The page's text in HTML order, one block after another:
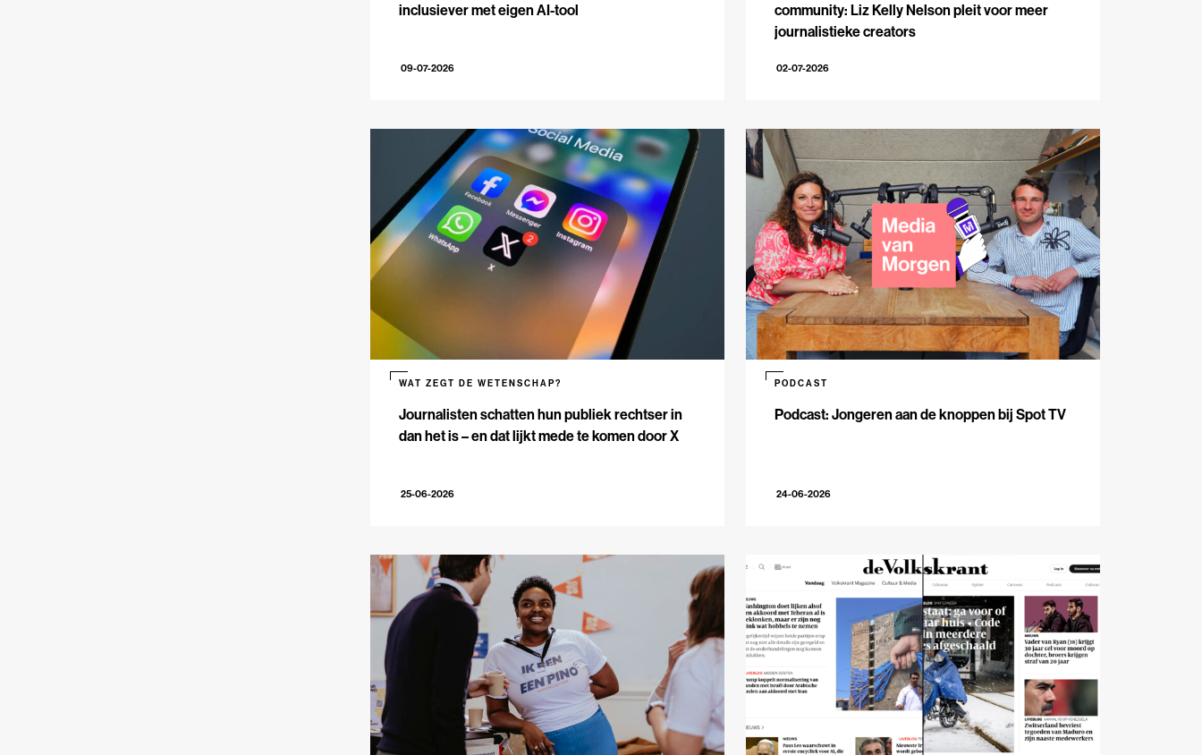
inclusiever met eigen AI-tool
09-07-2026
community: Liz Kelly Nelson pleit voor meer
journalistieke creators
02-07-2026
Journalisten schatten hun publiek rechtser in
dan het is – en dat lijkt mede te komen door X
WAT ZEGT DE WETENSCHAP?
25-06-2026
Podcast: Jongeren aan de knoppen bij Spot TV
PODCAST
24-06-2026